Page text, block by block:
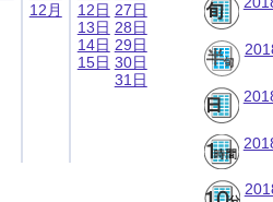
12月
12日
13日
14日
15日
27日
28日
29日
30日
31日